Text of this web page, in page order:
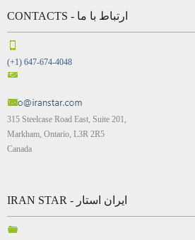
CONTACTS - ارتباط با ما
(+1) 647-674-4048
315 Steelcase Road East, Suite 201,
Markham, Ontario, L3R 2R5
Canada
IRAN STAR - ایران استار